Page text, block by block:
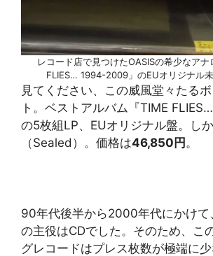
レコード店で見つけたOASISの希少なアナ
FLIES… 1994-2009」のEUオリジナル未
見てください、この威風堂々たる
ト。ベストアルバム『TIME
の5枚組LP、EUオリジナル盤。し
（Sealed）。価格は46,850円。
90年代後半から2000年代にかけて
の主役はCDでした。そのため、こ
グレコードはプレス枚数が極端に